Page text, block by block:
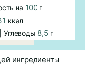
на 100г
ккал
Углеводы 8,5 г